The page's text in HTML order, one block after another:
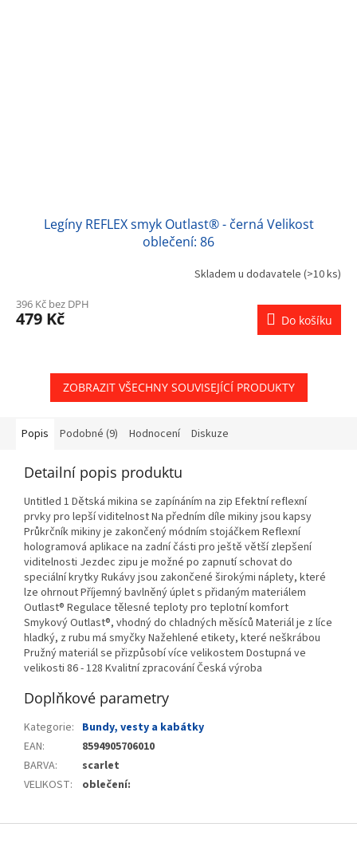
Legíny REFLEX smyk Outlast® - černá Velikost
oblečení: 86
Skladem u dodavatele (>10 ks)
396 Kč bez DPH
479 Kč Do košíku
ZOBRAZIT VŠECHNY SOUVISEJÍCÍ PRODUKTY
Popis Podobné (9) Hodnocení Diskuze
Detailní popis produktu
Untitled 1 Dětská mikina se zapínáním na zip Efektní reflexní
prvky pro lepší viditelnost Na předním díle mikiny jsou kapsy
Průkrčník mikiny je zakončený módním stojáčkem Reflexní
hologramová aplikace na zadní části pro ještě větší zlepšení
viditelnosti Jezdec zipu je možné po zapnutí schovat do
speciální krytky Rukávy jsou zakončené širokými náplety, které
lze ohrnout Příjemný bavlněný úplet s přidaným materiálem
Outlast® Regulace tělesné teploty pro teplotní komfort
Smykový Outlast®, vhodný do chladných měsíců Materiál je z líce
hladký, z rubu má smyčky Nažehlené etikety, které neškrábou
Pružný materiál se přizpůsobí více velikostem Dostupná ve
velikosti 86 - 128 Kvalitní zpracování Česká výroba
Doplňkové parametry
Kategorie: Bundy, vesty a kabátky
EAN:
8594905706010
BARVA:
scarlet
VELIKOST: oblečení:
Z